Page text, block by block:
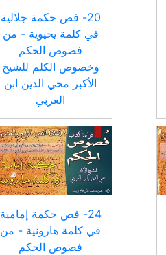
20- فص حكمة جلالية
في كلمة يحيوية - من
فصوص الحكم
وخصوص الكلم للشيخ
الأكبر محي الدين ابن
العربي
24- فص حكمة إمامية
في كلمة هارونية - من
فصوص الحكم